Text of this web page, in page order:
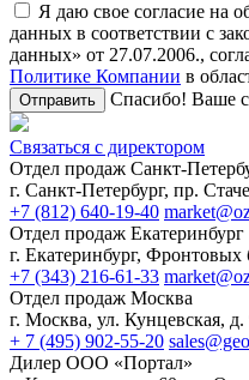
Я даю свое согласие на
данных в соответствии с
данных» от 27.07.2006.,
Политике Компании в
Отправить Спасибо! Ваше
Связаться с директором
Отдел продаж Санкт-
г. Санкт-Петербург, пр.
+7 (812) 640-19-40
Отдел продаж Екатеринбург
г. Екатеринбург, Фронтовых
+7 (343) 216-61-33
Отдел продаж Москва
г. Москва, ул. Кунцевская, д.
+ 7 (495) 902-55-20
Дилер ООО «Портал»